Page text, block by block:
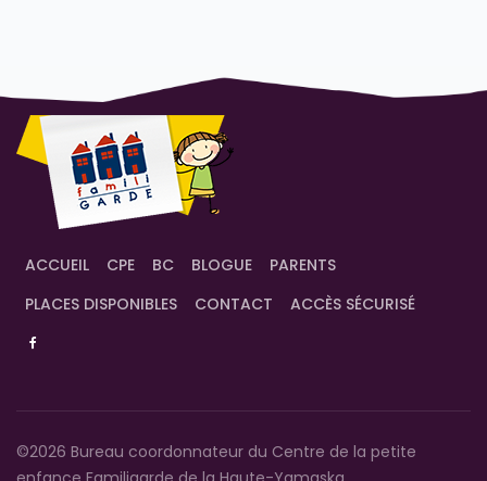
ACCUEIL CPE BC BLOGUE
PARENTS
PLACES DISPONIBLES
CONTACT ACCÈS SÉCURISÉ
©2026 Bureau coordonnateur du Centre de la petite